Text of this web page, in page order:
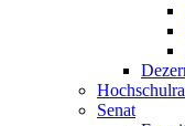
Senat